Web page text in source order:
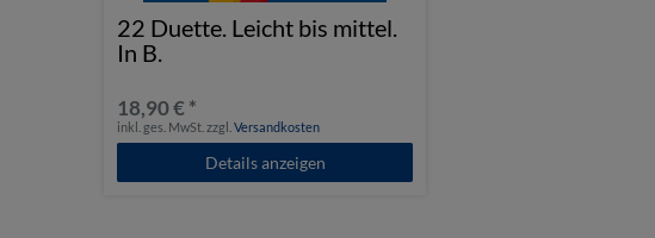
22 Duette. Leicht bis mittel.
In B.
18,90 € *
inkl. ges. MwSt. zzgl.Versandkosten
Details anzeigen